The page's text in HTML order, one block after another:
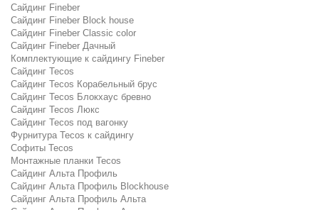
Сайдинг Fineber
Сайдинг Fineber Block house
Сайдинг Fineber Classic color
Сайдинг Fineber Дачный
Комплектующие к сайдингу Fineber
Сайдинг Tecos
Сайдинг Tecos Корабельный брус
Сайдинг Tecos Блокхаус бревно
Сайдинг Tecos Люкс
Сайдинг Tecos под вагонку
Фурнитура Tecos к сайдингу
Софиты Tecos
Монтажные планки Tecos
Сайдинг Альта Профиль
Сайдинг Альта Профиль Blockhouse
Сайдинг Альта Профиль Альта